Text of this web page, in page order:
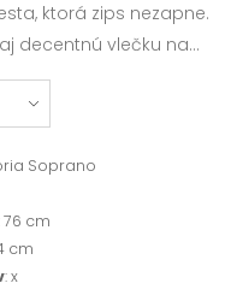
ktorá zips nezapne.
decentnú vlečku na...
Soprano
76 cm
cm
: x